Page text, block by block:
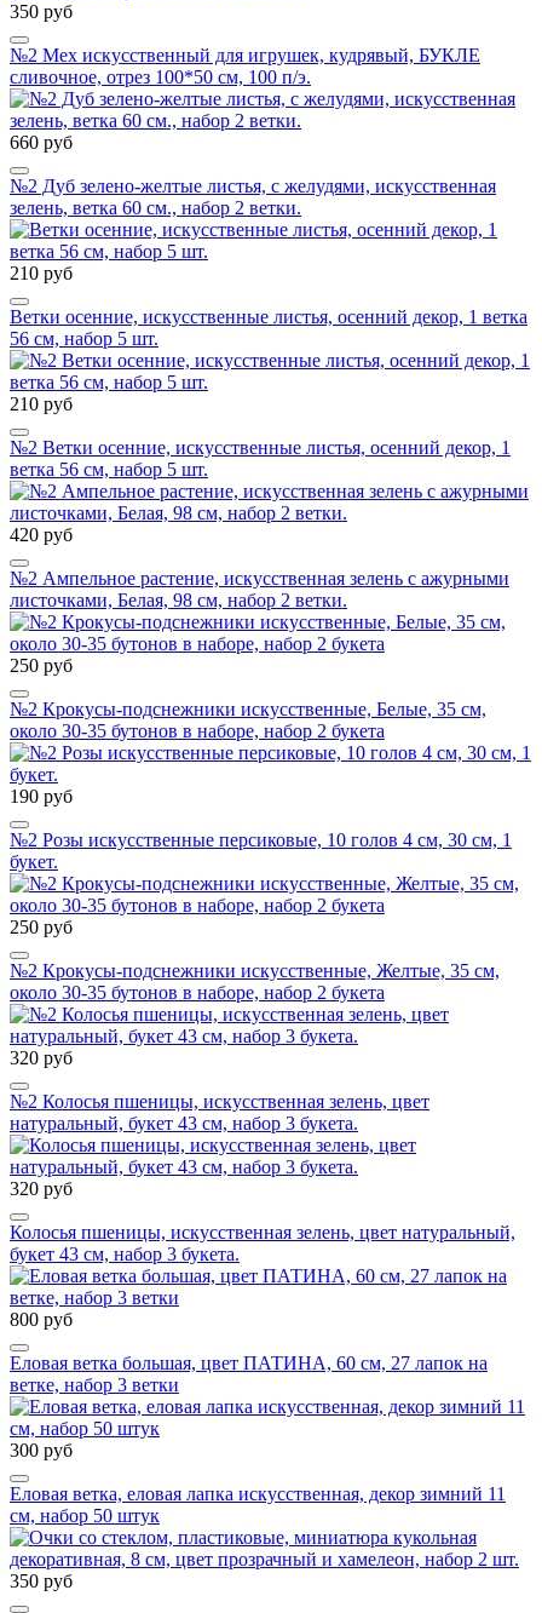
350 руб
№2 Мех искусственный для игрушек, кудрявый, БУКЛЕ
сливочное, отрез 100*50 см, 100 п/э.
660 руб
№2 Дуб зелено-желтые листья, с желудями, искусственная
зелень, ветка 60 см., набор 2 ветки.
210 руб
Ветки осенние, искусственные листья, осенний декор, 1 ветка
56 см, набор 5 шт.
210 руб
№2 Ветки осенние, искусственные листья, осенний декор, 1
ветка 56 см, набор 5 шт.
420 руб
№2 Ампельное растение, искусственная зелень с ажурными
листочками, Белая, 98 см, набор 2 ветки.
250 руб
№2 Крокусы-подснежники искусственные, Белые, 35 см,
около 30-35 бутонов в наборе, набор 2 букета
190 руб
№2 Розы искусственные персиковые, 10 голов 4 см, 30 см, 1
букет.
250 руб
№2 Крокусы-подснежники искусственные, Желтые, 35 см,
около 30-35 бутонов в наборе, набор 2 букета
320 руб
№2 Колосья пшеницы, искусственная зелень, цвет
натуральный, букет 43 см, набор 3 букета.
320 руб
Колосья пшеницы, искусственная зелень, цвет натуральный,
букет 43 см, набор 3 букета.
800 руб
Еловая ветка большая, цвет ПАТИНА, 60 см, 27 лапок на
ветке, набор 3 ветки
300 руб
Еловая ветка, еловая лапка искусственная, декор зимний 11
см, набор 50 штук
350 руб